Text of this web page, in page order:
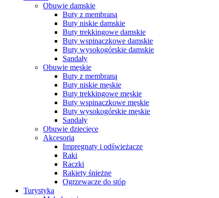
Obuwie damskie
Buty z membraną
Buty niskie damskie
Buty trekkingowe damskie
Buty wspinaczkowe damskie
Buty wysokogórskie damskie
Sandały
Obuwie męskie
Buty z membraną
Buty niskie męskie
Buty trekkingowe męskie
Buty wspinaczkowe męskie
Buty wysokogórskie męskie
Sandały
Obuwie dziecięce
Akcesoria
Impregnaty i odświeżacze
Raki
Raczki
Rakiety śnieżne
Ogrzewacze do stóp
Turystyka